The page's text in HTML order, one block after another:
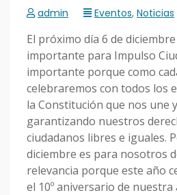
admin Eventos, Noticias
El próximo día 6 de
importante para Impulso
importante porque como
celebraremos con todos los
la Constitución que nos une
garantizando nuestros
ciudadanos libres e iguales.
diciembre es para nosotros
relevancia porque este año
el 10º aniversario de nuestra